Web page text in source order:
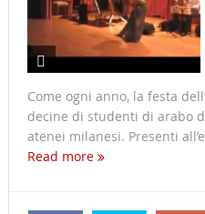
Come ogni anno, la festa
decine di studenti di arabo
atenei milanesi. Presenti
Read more